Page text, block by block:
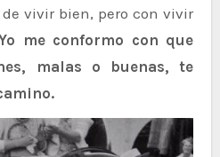
vivir bien, pero con vivir
me conformo con que
malas o buenas, te